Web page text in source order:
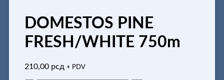
DOMESTOS PINE
FRESH/WHITE 750m
210,00 рсд + PDV